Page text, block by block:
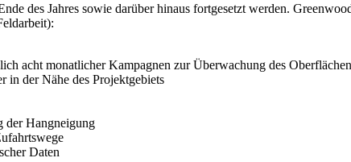
des Jahres sowie darüber hinaus fortgesetzt werden.
acht monatlicher Kampagnen zur Überwachung des
in der Nähe des Projektgebiets
der Hangneigung
Daten